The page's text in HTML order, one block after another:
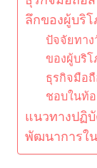
ลึกของผู้บริ
ปัจจัยทา
ของผู้บริ
ธุรกิจมือ
ชอบในท้อ
แนวทางปฏิ
พัฒนาการใ